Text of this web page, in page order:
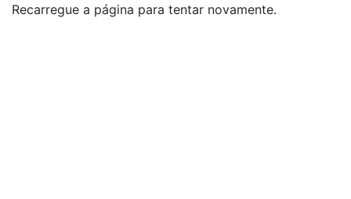
Recarregue a página para tentar novamente.